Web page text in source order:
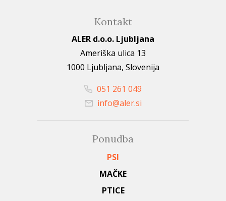
Kontakt
ALER d.o.o. Ljubljana
Ameriška ulica 13
1000 Ljubljana, Slovenija
051 261 049
info@aler.si
Ponudba
PSI
MAČKE
PTICE